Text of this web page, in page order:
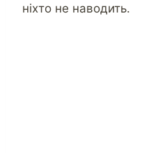
ніхто не наводить.